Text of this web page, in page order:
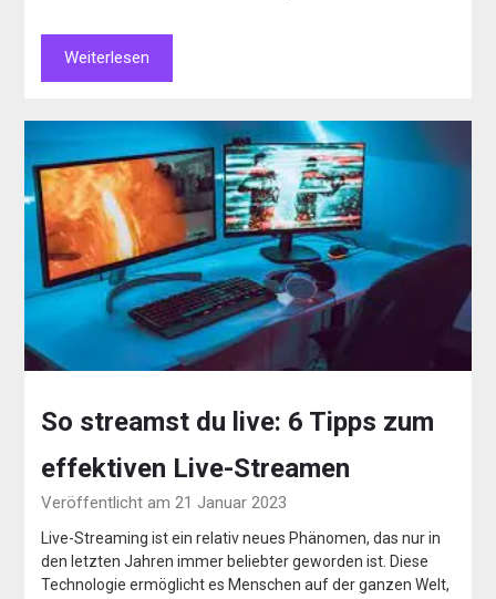
Weiterlesen
So streamst du live: 6 Tipps zum
effektiven Live-Streamen
Veröffentlicht am 21 Januar 2023
Live-Streaming ist ein relativ neues Phänomen, das nur in
den letzten Jahren immer beliebter geworden ist. Diese
Technologie ermöglicht es Menschen auf der ganzen Welt,